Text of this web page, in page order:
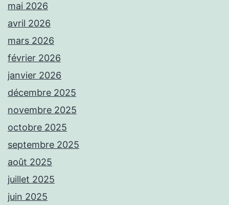
mai 2026
avril 2026
mars 2026
février 2026
janvier 2026
décembre 2025
novembre 2025
octobre 2025
septembre 2025
août 2025
juillet 2025
juin 2025